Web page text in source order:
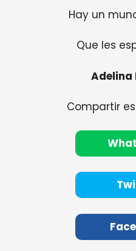
Hay un
Que les
Adelina
Compartir